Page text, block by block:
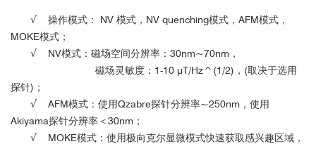
√ 操作模式： NV 模式，NV quenching模式，AFM模式，
MOKE模式；
√ NV模式：磁场空间分辨率：30nm~70nm，
磁场灵敏度：1-10 μT/Hz^(1/2)，(取决于选用
探针)；
√ AFM模式：使用Qzabre探针分辨率~250nm，使用
Akiyama探针分辨率＜30nm；
√ MOKE模式：使用极向克尔显微模式快速获取感兴趣区域，